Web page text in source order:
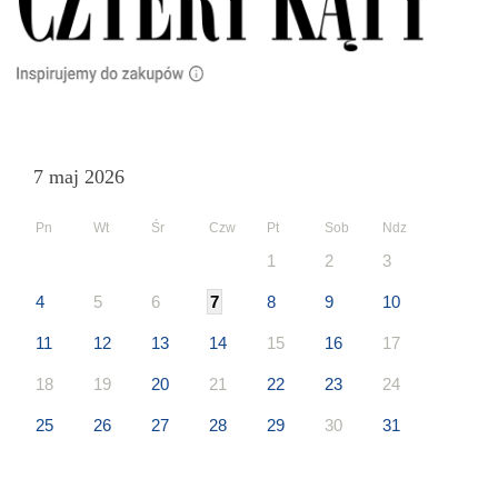
7 maj 2026
Pn Wt Śr Czw Pt Sob Ndz
1 2 3
4 5 6 7 8 9 10
11 12 13 14 15 16 17
18 19 20 21 22 23 24
25 26 27 28 29 30 31